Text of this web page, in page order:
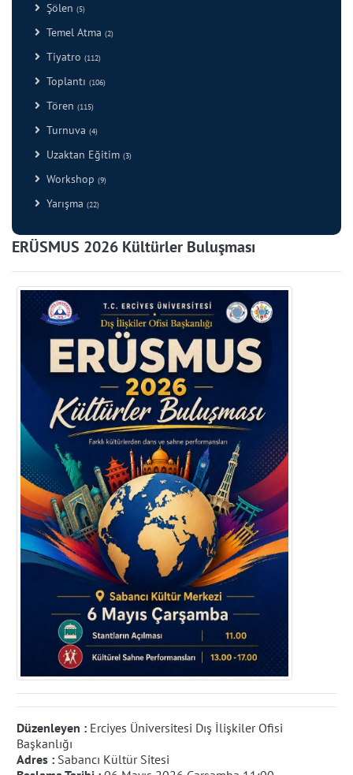
Şölen (5)
Temel Atma (2)
Tiyatro (112)
Toplantı (106)
Tören (115)
Turnuva (4)
Uzaktan Eğitim (3)
Workshop (9)
Yarışma (22)
ERÜSMUS 2026 Kültürler Buluşması
Düzenleyen : Erciyes Üniversitesi Dış İlişkiler Ofisi
Başkanlığı
Adres : Sabancı Kültür Sitesi